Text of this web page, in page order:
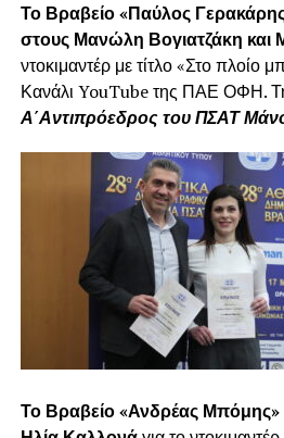
Το Βραβείο «Παύλος
στους Μανώλη Βογιατζάκη και
ντοκιμαντέρ με τίτλο «Στο πλοίο
Κανάλι YouTube της ΠΑΕ ΟΦΗ.
Α΄Αντιπρόεδρος του ΠΣΑΤ
Το Βραβείο «Ανδρέας